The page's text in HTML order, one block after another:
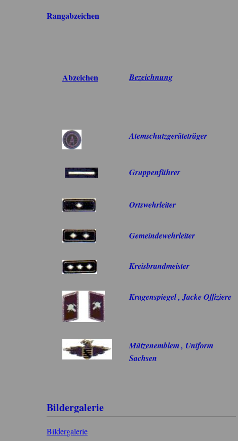
Rangabzeichen
Abzeichen Bezeichnung
Atemschutzgeräteträger
Gruppenführer
Ortswehrleiter
Gemeindewehrleiter
Kreisbrandmeister
Kragenspiegel , Jacke Offiziere
Mützenemblem , Uniform
Sachsen
Bildergalerie
Bildergalerie